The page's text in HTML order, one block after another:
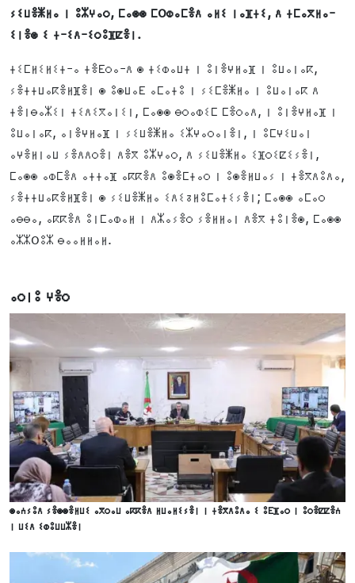
ⵢⵉⵡⴻⵥⵍⴰ ⵏ ⵓⵣⵖⴰⵔ, ⵎⴰⵙⵙ ⵎoⵀⴰⵎⴻⴷ ⴰⵍⵉ ⵏⴰⴼⵜⵉ, ⴷ ⵜⵎⴰⴳⵍⴰ-
ⵉⵏⴻⵙ ⵉ ⵜ-ⵉⴷ-ⵉⵔⵓⴼⵇⴻⵏ.
ⵜⵉⵎⵍⵉⵍⵉⵜ-ⴰ ⵜⴻⴹⵔⴰ-ⴷ ⵙ ⵜⵉⵀⴰⵡⵜ ⵏ ⵓⵏⴻⵖⵍⴰⴼ ⵏ ⵓⵡⴰⵏⴰⴽ,
ⵢⴻⵜⵜⵡⴰⴽⴻⵍⴼⴻⵏ ⵙ ⵓⵙⵡⴰⴹ ⴰⵎⴰⵜⵓ ⵏ ⵢⵉⵎⴻⵥⵍⴰ ⵏ ⵓⵡⴰⵏⴰⴽ ⴷ
ⵜⴻⵏⴱⴰⵣⵉⵏ ⵜⵉⴷⵉⴳⴰⵏⵉⵏ, ⵎⴰⵙⵙ ⴱⵔⴰⵀⵉⵎ ⵎⴻⵔⴰⴷ, ⵏ ⵓⵏⴻⵖⵍⴰⴼ ⵏ
ⵓⵡⴰⵏⴰⴽ, ⴰⵏⴻⵖⵍⴰⴼ ⵏ ⵢⵉⵡⴻⵥⵍⴰ ⵉⵣⵖⴰⵔⴰⵏⴻⵏ, ⵏ ⵓⵎⵖⵉⵡⴰⵏ
ⴰⵖⴻⵍⵏⴰⵡ ⵢⴻⴷⴷⵔⴻⵏ ⴷⴻⴳ ⵓⵣⵖⴰⵔ, ⴷ ⵢⵉⵡⴻⵥⵍⴰ ⵉⴼⵔⵉⵇⵉⵢⴻⵏ,
ⵎⴰⵙⵙ ⴰⵀⵎⴻⴷ ⴰⵜⵜⴰⴼ ⴰⴽⴽⴻⴷ ⵓⵙⴻⵎⵜⴰⵔ ⵏ ⵓⵙⴻⵍⵡⴰⵢ ⵏ ⵜⴻⴳⴷⵓⴷⴰ,
ⵢⴻⵜⵜⵡⴰⴽⴻⵍⴼⴻⵏ ⵙ ⵢⵉⵡⴻⵥⵍⴰ ⵉⴷⵉⵒⵍⵓⵎⴰⵜⵉⵢⴻⵏ; ⵎⴰⵙⵙ ⴰⵎⴰⵔ
ⴰⴱⴱⴰ, ⴰⴽⴽⴻⴷ ⵓⵏⵎⴰⵀⴰⵍ ⵏ ⴷⵣⴰⵢⴻⵔ ⵢⴻⵍⵍⴰⵏ ⴷⴻⴳ ⵜⵓⵏⴻⵙ, ⵎⴰⵙⵙ
ⴰⵣⵣoⵓⵣ ⴱⴰⴰⵍⵍⴰⵍ.
ⴰⵔⵏⵓ ⵖⴻⵔ
ⵙⴰⵄⵢⵓⴷ ⵢⴻⵙⵙⴻⵍⵡⵉ ⴰⴳⵔⴰⵡ ⴰⴽⴽⴻⴷ ⵍⵡⴰⵍⵉⵢⴻⵏ ⵏ ⵜⴻⴳⴷⵓⴷⴰ ⵉ ⵓⴹⴼⴰⵔ ⵏ ⵓⵔⴻⵇⵇⴻⵄ
ⵏ ⵡⵉⴷ ⵉⵀⵓⵡⵡⵣⴻⵏ